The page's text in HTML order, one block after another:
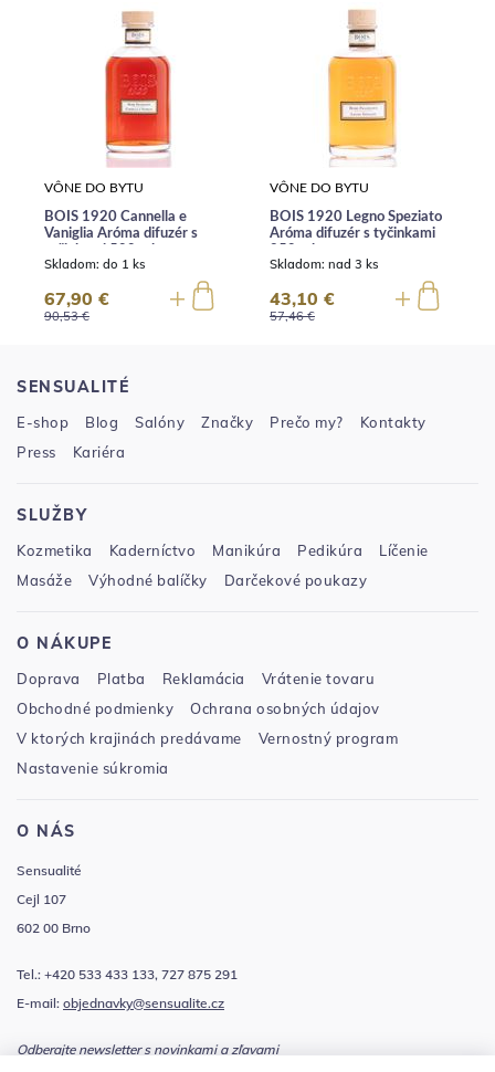
VÔNE DO BYTU
BOIS 1920 Cannella e
Vaniglia Aróma difuzér s
Skladom: do 1 ks
90,53 €
67,90 €
VÔNE DO BYTU
BOIS 1920 Legno Speziato
Aróma difuzér s tyčinkami
Skladom: nad 3 ks
57,46 €
43,10 €
SENSUALITÉ
E-shop Blog Salóny Značky Prečo my?
Kontakty
Press
Kariéra
SLUŽBY
Kozmetika Kaderníctvo Manikúra Pedikúra
Líčenie
Masáže
Výhodné balíčky Darčekové poukazy
O NÁKUPE
Doprava Platba Reklamácia
Vrátenie tovaru
Obchodné podmienky
Ochrana osobných údajov
V ktorých krajinách predávame
Vernostný program
Nastavenie súkromia
O NÁS
Sensualité
Cejl 107
602 00 Brno
Tel.: +420 533 433 133, 727 875 291
E-mail: objednavky@sensualite.cz
Odberajte newsletter s novinkami a zľavami